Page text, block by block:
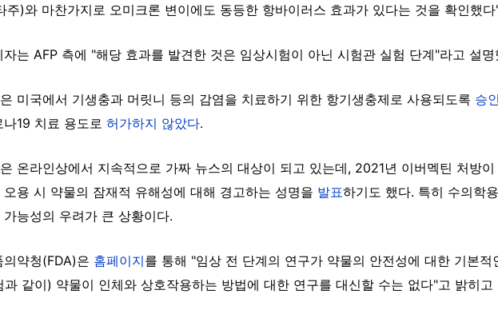
주)와 마찬가지로 오미크론 변이에도 동등한 항바이러스 효과가 있다는 것을 확인했
자는 AFP 측에 "해당 효과를 발견한 것은 임상시험이 아닌 시험관 실험 단계"라고 설명
미국에서 기생충과 머릿니 등의 감염을 치료하기 위한 항기생충제로 사용되도록 승
19 치료 용도로 허가하지 않았다.
온라인상에서 지속적으로 가짜 뉴스의 대상이 되고 있는데, 2021년 이버멕틴 처방이
용 시 약물의 잠재적 유해성에 대해 경고하는 성명을 발표하기도 했다. 특히 수의학
가능성의 우려가 큰 상황이다.
의약청(FDA)은 홈페이지를 통해 "임상 전 단계의 연구가 약물의 안전성에 대한 기본
과 같이) 약물이 인체와 상호작용하는 방법에 대한 연구를 대신할 수는 없다"고 밝히고